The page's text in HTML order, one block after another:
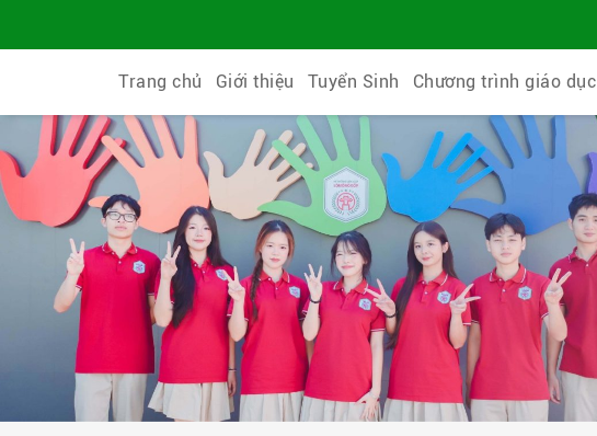
Trang chủ Giới thiệu Tuyển Sinh Chương trình giáo dục